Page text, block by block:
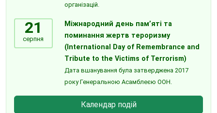
організацій.
21
серпня
Міжнародний день пам’яті та
поминання жертв тероризму
(International Day of Remembrance and
Tribute to the Victims of Terrorism)
Дата вшанування була затверджена 2017
року Генеральною Асамблеєю ООН.
Календар подій